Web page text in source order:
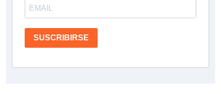
SUSCRIBIRSE